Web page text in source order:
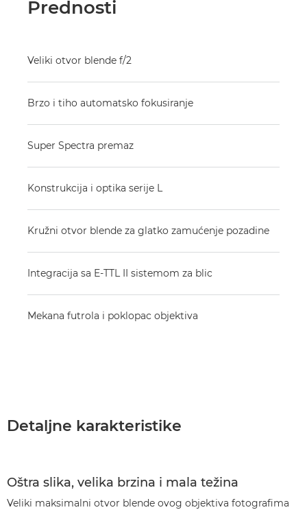
Prednosti
Veliki otvor blende f/2
Brzo i tiho automatsko fokusiranje
Super Spectra premaz
Konstrukcija i optika serije L
Kružni otvor blende za glatko zamućenje pozadine
Integracija sa E-TTL II sistemom za blic
Mekana futrola i poklopac objektiva
Detaljne karakteristike
Oštra slika, velika brzina i mala težina
Veliki maksimalni otvor blende ovog objektiva fotografima